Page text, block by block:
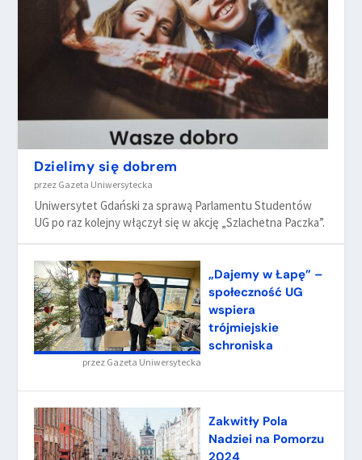
Dzielimy się dobrem
przez Gazeta Uniwersytecka
Uniwersytet Gdański za sprawą Parlamentu Studentów
UG po raz kolejny włączył się w akcję „Szlachetna Paczka”.
„Dajemy w Łapę” –
społeczność UG
wspiera
trójmiejskie
schroniska
przez Gazeta Uniwersytecka
Zakwitły Pola
Nadziei na Pomorzu
2024